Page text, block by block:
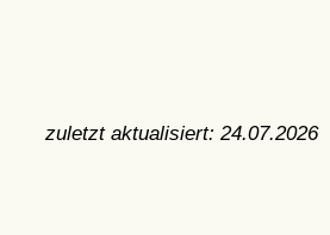
zuletzt aktualisiert: 24.07.2026